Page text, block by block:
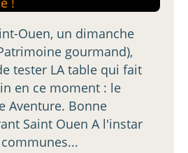
Ouen, un dimanche
gourmand),
tester LA table qui fait
en ce moment : le
Aventure. Bonne
Saint Ouen A l'instar